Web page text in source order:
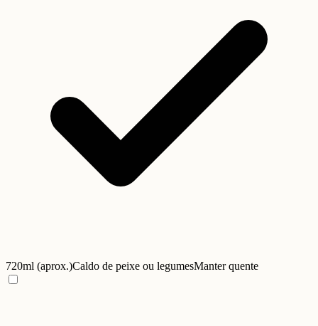
720ml (aprox.)Caldo de peixe ou legumesManter quente